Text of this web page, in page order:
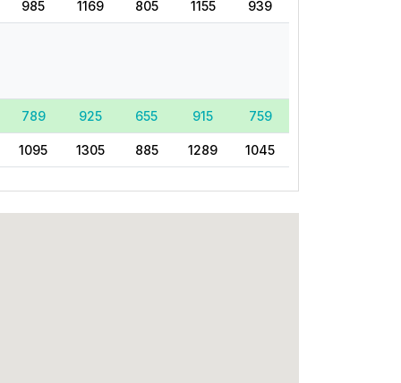
985 1169 805 1155 939
789 925 655 915 759
1095 1305 885 1289 1045